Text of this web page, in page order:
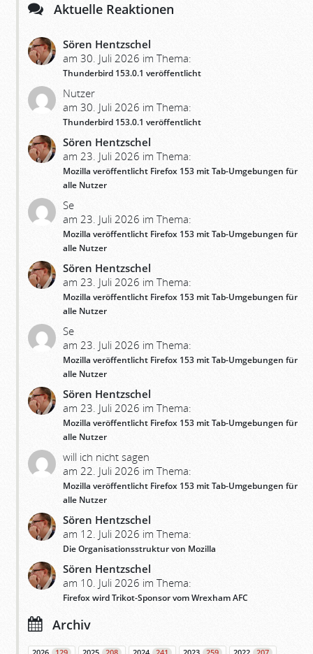
Aktuelle Reaktionen
Sören Hentzschel
am 30. Juli 2026 im Thema:
Thunderbird 153.0.1 veröffentlicht
Nutzer
am 30. Juli 2026 im Thema:
Thunderbird 153.0.1 veröffentlicht
Sören Hentzschel
am 23. Juli 2026 im Thema:
Mozilla veröffentlicht Firefox 153 mit Tab-Umgebungen für
alle Nutzer
Se
am 23. Juli 2026 im Thema:
Mozilla veröffentlicht Firefox 153 mit Tab-Umgebungen für
alle Nutzer
Sören Hentzschel
am 23. Juli 2026 im Thema:
Mozilla veröffentlicht Firefox 153 mit Tab-Umgebungen für
alle Nutzer
Se
am 23. Juli 2026 im Thema:
Mozilla veröffentlicht Firefox 153 mit Tab-Umgebungen für
alle Nutzer
Sören Hentzschel
am 23. Juli 2026 im Thema:
Mozilla veröffentlicht Firefox 153 mit Tab-Umgebungen für
alle Nutzer
will ich nicht sagen
am 22. Juli 2026 im Thema:
Mozilla veröffentlicht Firefox 153 mit Tab-Umgebungen für
alle Nutzer
Sören Hentzschel
am 12. Juli 2026 im Thema:
Die Organisationsstruktur von Mozilla
Sören Hentzschel
am 10. Juli 2026 im Thema:
Firefox wird Trikot-Sponsor vom Wrexham AFC
Archiv